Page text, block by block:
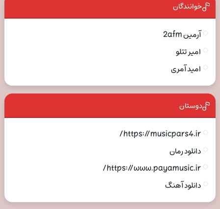
خوانندگان
آرمین 2afm
امیر تتلو
امید آمری
دوستان
https://musicpars4.ir/
دانلود رمان
https://www.payamusic.ir/
دانلود آهنگ